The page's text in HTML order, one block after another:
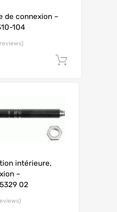
de connexion –
104
intérieure,
–
02